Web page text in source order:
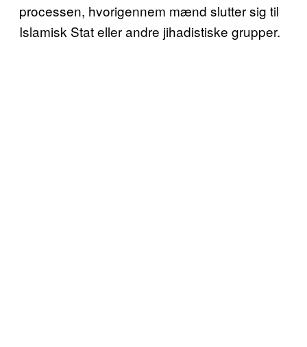
processen, hvorigennem mænd slutter sig til
Islamisk Stat eller andre jihadistiske grupper.